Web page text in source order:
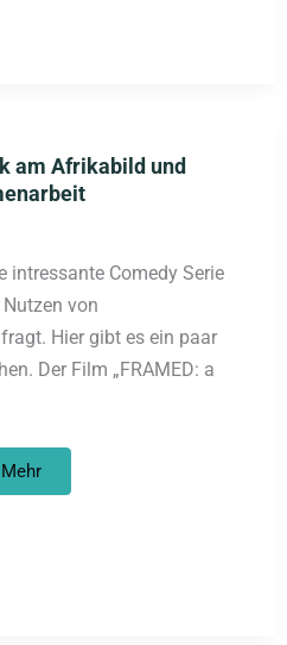
am Afrikabild und
intressante Comedy Serie
von
Hier gibt es ein paar
Der Film „FRAMED: a
Filmprojekte
Mehr